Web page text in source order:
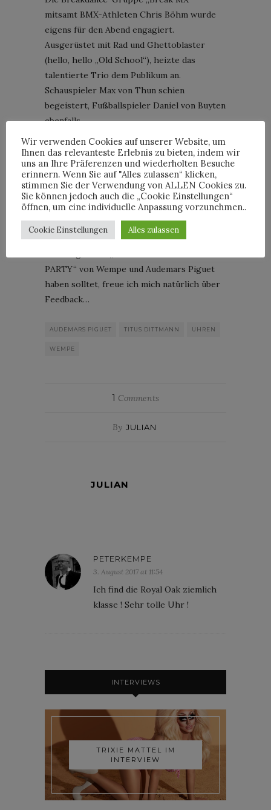
mitsamt BMX-Athleten Chris Böhm wurde
eigens für den Abend engagiert.
Ausgerüstet mit Rad und Ghettoblaster
(hello, hello „Old School“), heizte das
talentierte Trio dem Publikum an.
Schauspieler Max von Thun schien
begeistert, Fußballspieler Daniel von Buyten
ebenfalls.
Im Laufe des Abends durfte ich noch jede
Menge neue Leute treffen, führte
interessante Gespräche und erhaschte auch
noch einen Blick auf die Neuheiten der
Schweizer Uhrenmanufaktur – ein rundum
schönes Event! Anbei ein paar visuelle
Impressionen des Abends. Falls Ihr
PARTY“ von Wempe und Audemars Piguet
haben solltet, freue ich mich natürlich über
Feedback…
AUDEMARS PIGUET TITUS DITTMANN UHREN
WEMPE
1 Comments
By JULIAN
JULIAN
PETERKEMPE
3. August 2017 at 11:54
Ich find die Royal Oak ziemlich
klasse ! Sehr tolle Uhr !
INTERVIEWS
TRIXIE MATTEL IM
INTERVIEW
Wir verwenden Cookies auf unserer Website, um
Ihnen das relevanteste Erlebnis zu bieten, indem wir
uns an Ihre Präferenzen und wiederholten Besuche
erinnern. Wenn Sie auf "Alles zulassen“ klicken,
stimmen Sie der Verwendung von ALLEN Cookies zu.
Sie können jedoch auch die „Cookie Einstellungen“
öffnen, um eine individuelle Anpassung vorzunehmen..
Cookie Einstellungen Alles zulassen